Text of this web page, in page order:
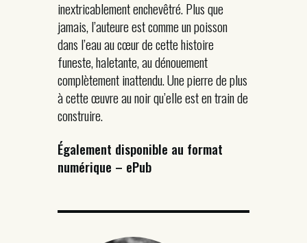
inextricablement enchevêtré. Plus que
jamais, l’auteure est comme un poisson
dans l’eau au cœur de cette histoire
funeste, haletante, au dénouement
complètement inattendu. Une pierre de plus
à cette œuvre au noir qu’elle est en train de
construire.
Également disponible au format
numérique – ePub